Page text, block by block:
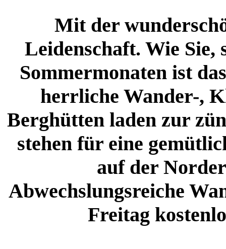
Mit der
Leidenschaft. Wie
Sommermonaten ist
herrliche Wander-,
Berghütten laden zur
stehen für eine
auf der
Abwechslungsreiche
Freitag